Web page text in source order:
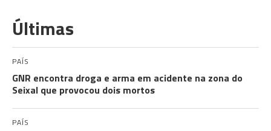
Últimas
PAÍS
GNR encontra droga e arma em acidente na zona do
Seixal que provocou dois mortos
PAÍS